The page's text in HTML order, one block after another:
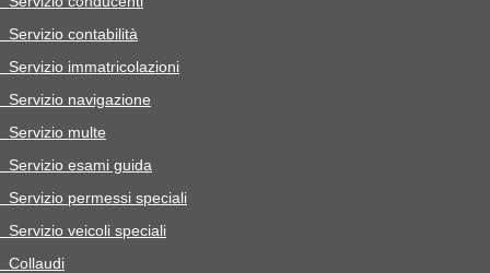
Servizio contabilità
Servizio immatricolazioni
Servizio navigazione
Servizio multe
Servizio esami guida
Servizio permessi speciali
Servizio veicoli speciali
Collaudi